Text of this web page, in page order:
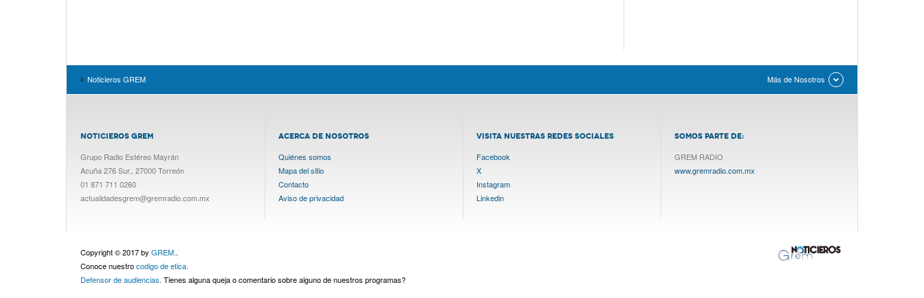
Noticieros GREM Más de Nosotros
NOTICIEROS GREM
Grupo Radio Estéreo Mayrán
Acuña 276 Sur., 27000 Torreón
01 871 711 0260
actualidadesgrem@gremradio.com.mx
ACERCA DE NOSOTROS
Quiénes somos
Mapa del sitio
Contacto
Aviso de privacidad
VISITA NUESTRAS REDES SOCIALES
Facebook
X
Instagram
Linkedin
SOMOS PARTE DE:
GREM RADIO
www.gremradio.com.mx
Copyright © 2017 by GREM..
Conoce nuestrocodigo de etica.
Defensor de audiencias. Tienes alguna queja o comentario sobre alguno de nuestros programas?